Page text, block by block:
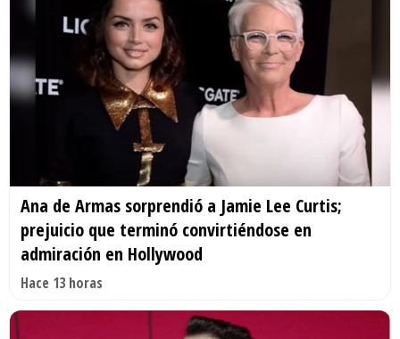
Ana de Armas sorprendió a Jamie Lee Curtis;
prejuicio que terminó convirtiéndose en
admiración en Hollywood
Hace 13 horas